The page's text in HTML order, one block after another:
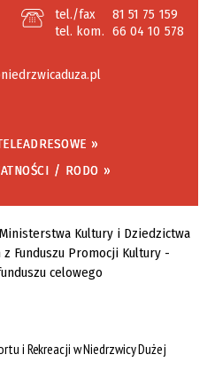
tel./fax
81 51 75 159
tel. kom. 66 04 10 578
»
/ RODO »
i Rekreacji w Niedrzwicy Dużej